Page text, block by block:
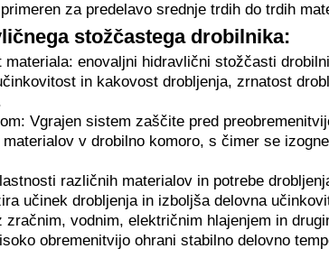
za predelavo srednje trdih do trdih
stožčastega drobilnika:
enovaljni hidravlični stožčasti
in kakovost drobljenja, zrnatost
Vgrajen sistem zaščite pred
v drobilno komoro, s čimer se
različnih materialov in potrebe
učinek drobljenja in izboljša delovna
zračnim, vodnim, električnim hlajenjem in
obremenitvijo ohrani stabilno delovno